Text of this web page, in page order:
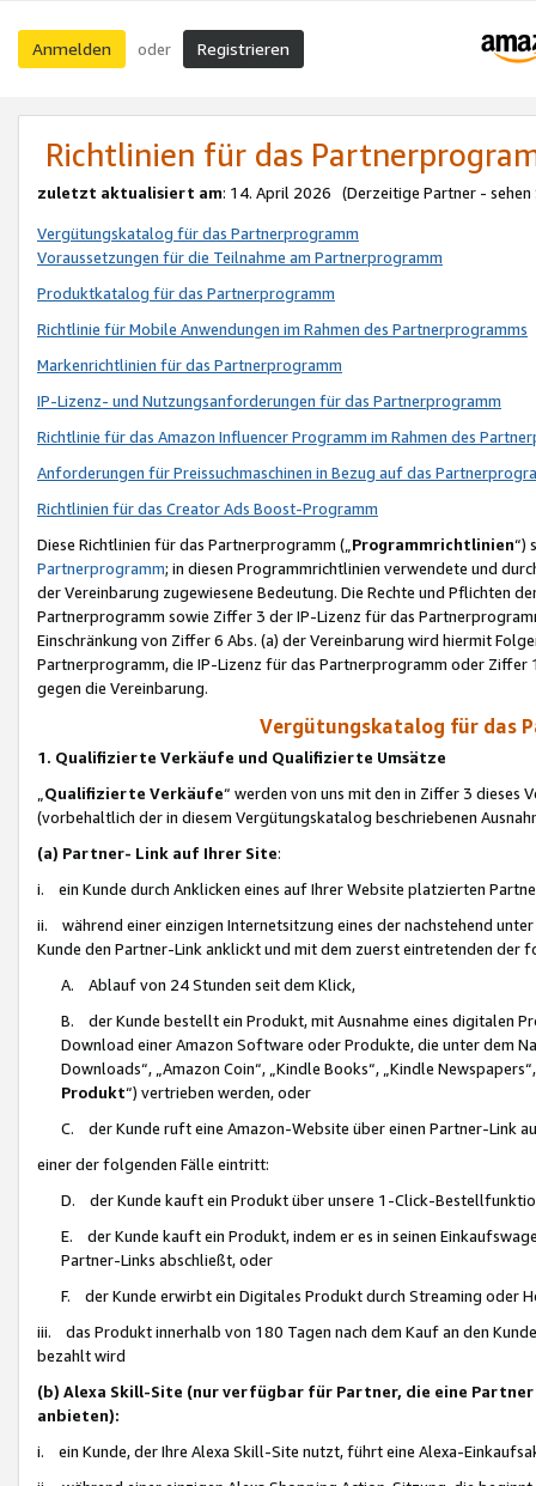
Anmelden oder Registrieren
Richtlinien für das
zuletzt aktualisiert am: 14. April 2026 (Derzeitige Partner - sehen
Vergütungskatalog für das Partnerprogramm
Voraussetzungen für die Teilnahme am Partnerprogramm
Produktkatalog für das Partnerprogramm
Richtlinie für Mobile Anwendungen im Rahmen des Partnerprogramms
Markenrichtlinien für das Partnerprogramm
IP-Lizenz- und Nutzungsanforderungen für das Partnerprogramm
Richtlinie für das Amazon Influencer Programm im Rahmen des
Anforderungen für Preissuchmaschinen in Bezug auf das
Richtlinien für das Creator Ads Boost-Programm
Diese Richtlinien für das Partnerprogramm („Programmrichtlinien“)
Partnerprogramm; in diesen Programmrichtlinien verwendete und
der Vereinbarung zugewiesene Bedeutung. Die Rechte und Pflichten
Partnerprogramm sowie Ziffer 3 der IP-Lizenz für das
Einschränkung von Ziffer 6 Abs. (a) der Vereinbarung wird hiermit
Partnerprogramm, die IP-Lizenz für das Partnerprogramm oder
gegen die Vereinbarung.
Vergütungskatalog für das
1. Qualifizierte Verkäufe und Qualifizierte Umsätze
Qualifizierte Verkäufe“ werden von uns mit den in Ziffer 3
(vorbehaltlich der in diesem Vergütungskatalog beschriebenen
(a) Partner- Link auf Ihrer Site:
i. ein Kunde durch Anklicken eines auf Ihrer Website platzierten
ii. während einer einzigen Internetsitzung eines der nachstehend
Kunde den Partner-Link anklickt und mit dem zuerst eintretenden der
A. Ablauf von 24 Stunden seit dem Klick,
B. der Kunde bestellt ein Produkt, mit Ausnahme eines digitalen
Download einer Amazon Software oder Produkte, die unter dem
Downloads“, „Amazon Coin“, „Kindle Books“, „Kindle
Produkt“) vertrieben werden, oder
C. der Kunde ruft eine Amazon-Website über einen Partner-Link
einer der folgenden Fälle eintritt:
D. der Kunde kauft ein Produkt über unsere 1-Click-
E. der Kunde kauft ein Produkt, indem er es in seinen
Partner-Links abschließt, oder
F. der Kunde erwirbt ein Digitales Produkt durch Streaming oder
iii. das Produkt innerhalb von 180 Tagen nach dem Kauf an den
bezahlt wird
(b) Alexa Skill-Site (nur verfügbar für Partner, die eine
anbieten):
i. ein Kunde, der Ihre Alexa Skill-Site nutzt, führt eine Alexa-